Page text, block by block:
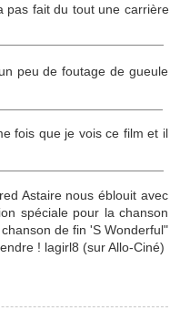
pas fait du tout une carrière
peu de foutage de gueule
fois que je vois ce film et il
Astaire nous éblouit avec
spéciale pour la chanson
de fin 'S Wonderful"
! lagirl8 (sur Allo-Ciné)